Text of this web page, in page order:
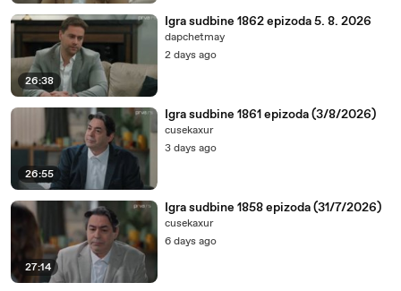
13:36
-.
13:46
.
13:56
.
14:06
.
14:26
.
14:36
.
14:46
.
14:56
15:06
.
15:16
.
26:38
Igra sudbine 1862 epizoda 5. 8. 2026
dapchetmay
2 days ago
26:55
Igra sudbine 1861 epizoda (3/8/2026)
cusekaxur
3 days ago
27:14
Igra sudbine 1858 epizoda (31/7/2026)
cusekaxur
6 days ago